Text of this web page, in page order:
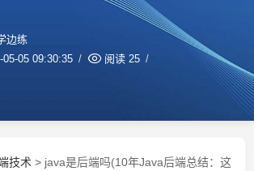
边练
05-05 09:30:35 阅读 25
技术 > java是后端吗(10年Java后端总结：这